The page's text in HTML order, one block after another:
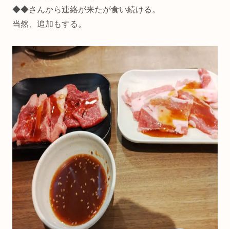
◆◆さんから連絡が来たが食い続ける。
当然、追加もする。